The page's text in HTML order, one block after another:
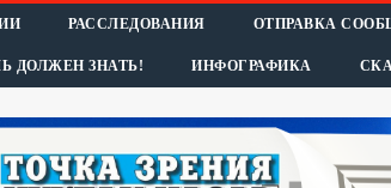
РАССЛЕДОВАНИЯ ОТПРАВКА
ДОЛЖЕН ЗНАТЬ! ИНФОГРАФИКА